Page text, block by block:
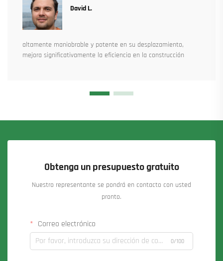
David L.
altamente maniobrable y potente en su desplazamiento,
mejora significativamente la eficiencia en la construcción
Obtenga un presupuesto gratuito
Nuestro representante se pondrá en contacto con usted
pronto.
Correo electrónico
0/100